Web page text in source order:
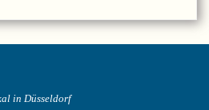
in Düsseldorf